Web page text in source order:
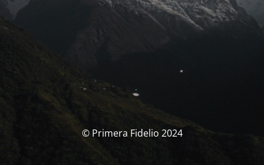
© Primera Fidelio 2024